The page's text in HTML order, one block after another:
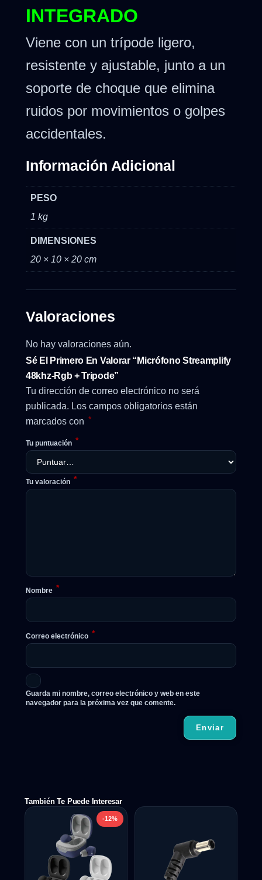
INTEGRADO
Viene con un trípode ligero,
resistente y ajustable, junto a un
soporte de choque que elimina
ruidos por movimientos o golpes
accidentales.
Información Adicional
PESO
1 kg
DIMENSIONES
20 × 10 × 20 cm
Valoraciones
No hay valoraciones aún.
Sé El Primero En Valorar “Micrófono Streamplify
48khz-Rgb + Tripode”
Tu dirección de correo electrónico no será
publicada. Los campos obligatorios están
marcados con *
Tu puntuación *
Tu valoración *
Nombre *
Correo electrónico *
Guarda mi nombre, correo electrónico y web en este
navegador para la próxima vez que comente.
También Te Puede Interesar
-12%